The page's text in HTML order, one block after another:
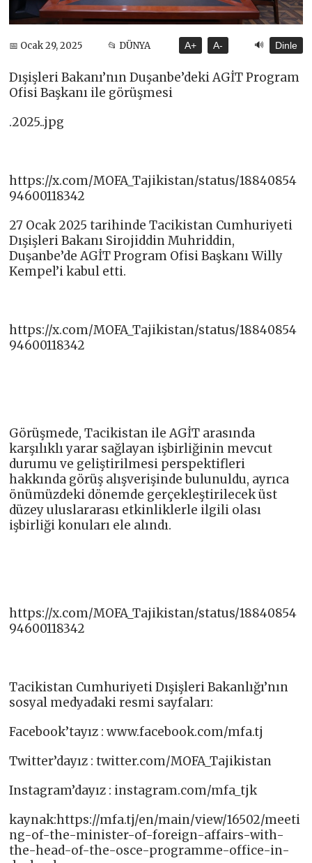
📅 Ocak 29, 2025 📂 DÜNYA A+ A- 🔊 Dinle
Dışişleri Bakanı’nın Duşanbe’deki AGİT Program
Ofisi Başkanı ile görüşmesi
.2025..jpg
https://x.com/MOFA_Tajikistan/status/18840854
94600118342
27 Ocak 2025 tarihinde Tacikistan Cumhuriyeti
Dışişleri Bakanı Sirojiddin Muhriddin,
Duşanbe’de AGİT Program Ofisi Başkanı Willy
Kempel’i kabul etti.
https://x.com/MOFA_Tajikistan/status/18840854
94600118342
Görüşmede, Tacikistan ile AGİT arasında
karşılıklı yarar sağlayan işbirliğinin mevcut
durumu ve geliştirilmesi perspektifleri
hakkında görüş alışverişinde bulunuldu, ayrıca
önümüzdeki dönemde gerçekleştirilecek üst
düzey uluslararası etkinliklerle ilgili olası
işbirliği konuları ele alındı.
https://x.com/MOFA_Tajikistan/status/18840854
94600118342
Tacikistan Cumhuriyeti Dışişleri Bakanlığı’nın
sosyal medyadaki resmi sayfaları:
Facebook’tayız : www.facebook.com/mfa.tj​
Twitter’dayız : twitter.com/MOFA_Tajikistan​
Instagram’dayız : instagram.com/mfa_tjk
kaynak:https://mfa.tj/en/main/view/16502/meeti
ng-of-the-minister-of-foreign-affairs-with-
the-head-of-the-osce-programme-office-in-